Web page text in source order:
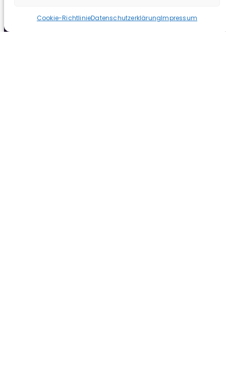
Cookie-RichtlinieDatenschutzerklärungImpressum